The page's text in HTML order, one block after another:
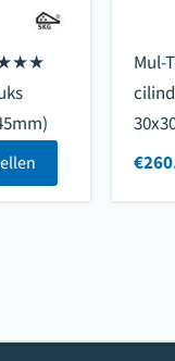
Mul-
€